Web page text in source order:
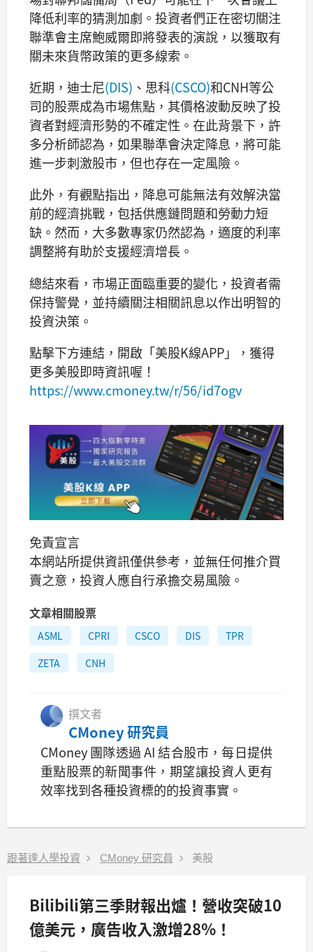
降低利率的猜測加劇。投資者們正在密切關注
聯準會主席鮑威爾即將發表的演說，以獲取有
關未來貨幣政策的更多線索。
近期，迪士尼(DIS) 、思科(CSCO)和CNH等公
司的股票成為市場焦點，其價格波動反映了投
資者對經濟形勢的不確定性。在此背景下，許
多分析師認為，如果聯準會決定降息，將可能
進一步刺激股市，但也存在一定風險。
此外，有觀點指出，降息可能無法有效解決當
前的經濟挑戰，包括供應鏈問題和勞動力短
缺。然而，大多數專家仍然認為，適度的利率
調整將有助於支援經濟增長。
總結來看，市場正面臨重要的變化，投資者需
保持警覺，並持續關注相關訊息以作出明智的
投資決策。
點擊下方連結，開啟「美股K線APP」，獲得
更多美股即時資訊喔！
https://www.cmoney.tw/r/56/id7ogv
免責宣言
本網站所提供資訊僅供參考，並無任何推介買
賣之意，投資人應自行承擔交易風險。
文章相關股票
ASML CPRI CSCO DIS
TPR
ZETA
CNH
撰文者
CMoney 研究員
CMoney 團隊透過 AI 結合股市，每日提供
重點股票的新聞事件，期望讓投資人更有
效率找到各種投資標的的投資事實。
跟著達人學投資 CMoney 研究員 美股
Bilibili第三季財報出爐！營收突破10
億美元，廣告收入激增28%！